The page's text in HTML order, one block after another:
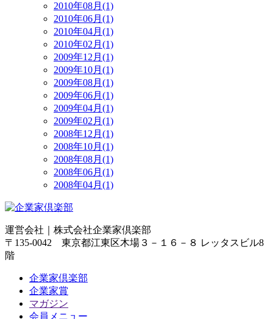
2010年08月(1)
2010年06月(1)
2010年04月(1)
2010年02月(1)
2009年12月(1)
2009年10月(1)
2009年08月(1)
2009年06月(1)
2009年04月(1)
2009年02月(1)
2008年12月(1)
2008年10月(1)
2008年08月(1)
2008年06月(1)
2008年04月(1)
運営会社｜ 株式会社企業家倶楽部
〒135-0042 東京都江東区木場３－１６－８ レッタスビル8
階
企業家倶楽部
企業家賞
マガジン
会員メニュー